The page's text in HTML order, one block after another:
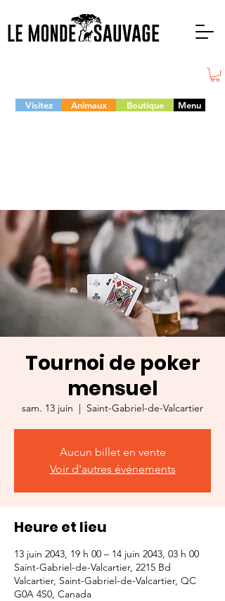
Visitez Animaux Boutique Menu
Tournoi de poker
mensuel
sam. 13 juin
  |
Saint-Gabriel-de-Valcartier
Aucun billet en vente
Voir d'autres événements
Heure et lieu
13 juin 2043, 19 h 00 – 14 juin 2043, 03 h 00
Saint-Gabriel-de-Valcartier, 2215 Bd
Valcartier, Saint-Gabriel-de-Valcartier, QC
G0A 4S0, Canada